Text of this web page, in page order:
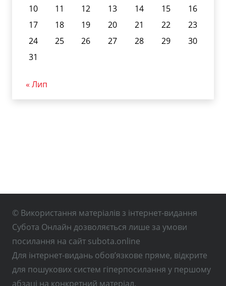
10
11 12 13 14 15
16
17
18 19 20 21 22
23
24
25 26 27 28 29
30
31
« Лип
© Використання матеріалів з інтернет-видання
Субота Онлайн дозволяється лише за умови
посилання на сайт subota.online
Для інтернет-видань обов’язкове пряме, відкрите
для пошукових систем гіперпосилання у першому
абзаці на конкретний матеріал.